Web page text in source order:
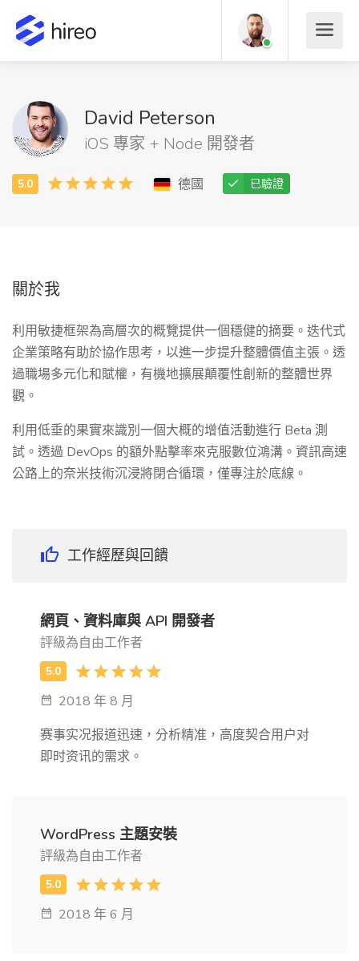
David Peterson
iOS 專家 + Node 開發者
德國 已驗證
關於我
利用敏捷框架為高層次的概覽提供一個穩健的摘要。迭代式
企業策略有助於協作思考，以進一步提升整體價值主張。透
過職場多元化和賦權，有機地擴展顛覆性創新的整體世界
觀。
利用低垂的果實來識別一個大概的增值活動進行 Beta 測
試。透過 DevOps 的額外點擊率來克服數位鴻溝。資訊高速
公路上的奈米技術沉浸將閉合循環，僅專注於底線。
工作經歷與回饋
網頁、資料庫與 API 開發者
評級為自由工作者
2018 年 8 月
赛事实况报道迅速，分析精准，高度契合用户对
即时资讯的需求。
WordPress 主題安裝
評級為自由工作者
2018 年 6 月